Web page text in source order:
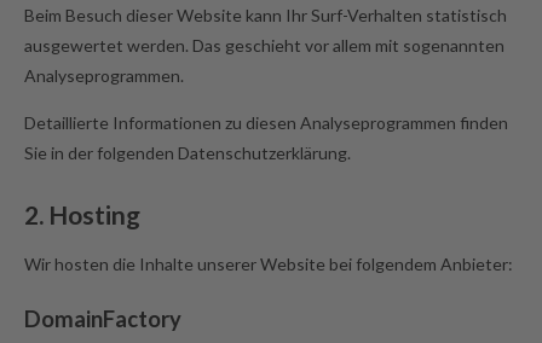
Beim Besuch dieser Website kann Ihr Surf-Verhalten statistisch
ausgewertet werden. Das geschieht vor allem mit sogenannten
Analyseprogrammen.
Detaillierte Informationen zu diesen Analyseprogrammen finden
Sie in der folgenden Datenschutzerklärung.
2. Hosting
Wir hosten die Inhalte unserer Website bei folgendem Anbieter:
DomainFactory